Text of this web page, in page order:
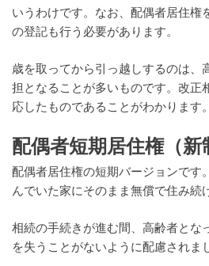
いうわけです。なお、配偶者居住権
の登記も行う必要があります。
歳を取ってから引っ越しするのは、
担となることが多いものです。改正
応したものであることがわかります。
配偶者短期居住権（新
配偶者居住権の短期バージョンです
んでいた家にそのまま無償で住み続
相続の手続きが進む間、高齢者とな
を失うことがないように配慮されま